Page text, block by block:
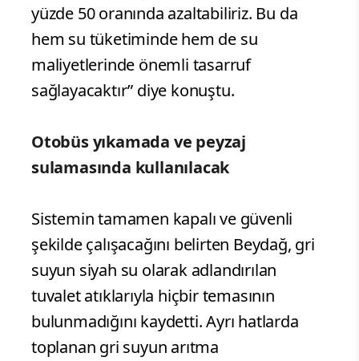
yüzde 50 oranında azaltabiliriz. Bu da
hem su tüketiminde hem de su
maliyetlerinde önemli tasarruf
sağlayacaktır” diye konuştu.
Otobüs yıkamada ve peyzaj
sulamasında kullanılacak
Sistemin tamamen kapalı ve güvenli
şekilde çalışacağını belirten Beydağ, gri
suyun siyah su olarak adlandırılan
tuvalet atıklarıyla hiçbir temasının
bulunmadığını kaydetti. Ayrı hatlarda
toplanan gri suyun arıtma